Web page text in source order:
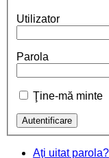
Utilizator
Parola
Ţine-mă minte
Aţi uitat parola?